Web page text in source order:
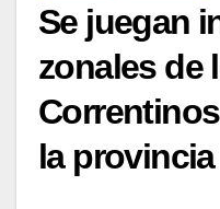
Se juegan
zonales de
la provincia